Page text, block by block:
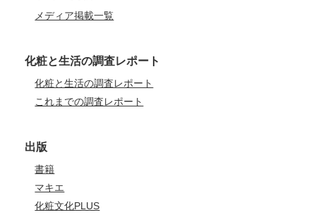
メディア掲載一覧
化粧と生活の調査レポート
化粧と生活の調査レポート
これまでの調査レポート
出版
書籍
マキエ
化粧文化PLUS